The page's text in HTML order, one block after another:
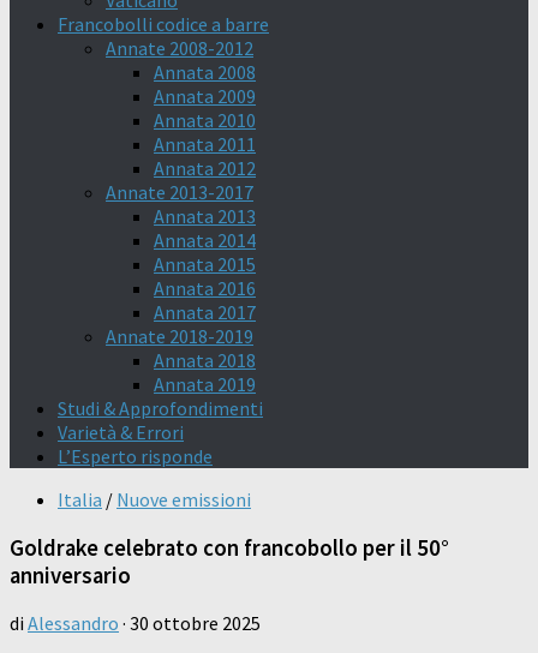
Francobolli codice a barre
Annate 2008-2012
Annata 2008
Annata 2009
Annata 2010
Annata 2011
Annata 2012
Annate 2013-2017
Annata 2013
Annata 2014
Annata 2015
Annata 2016
Annata 2017
Annate 2018-2019
Annata 2018
Annata 2019
Studi & Approfondimenti
Varietà & Errori
L’Esperto risponde
Italia / Nuove emissioni
Goldrake celebrato con francobollo per il 50°
anniversario
di Alessandro · 30 ottobre 2025